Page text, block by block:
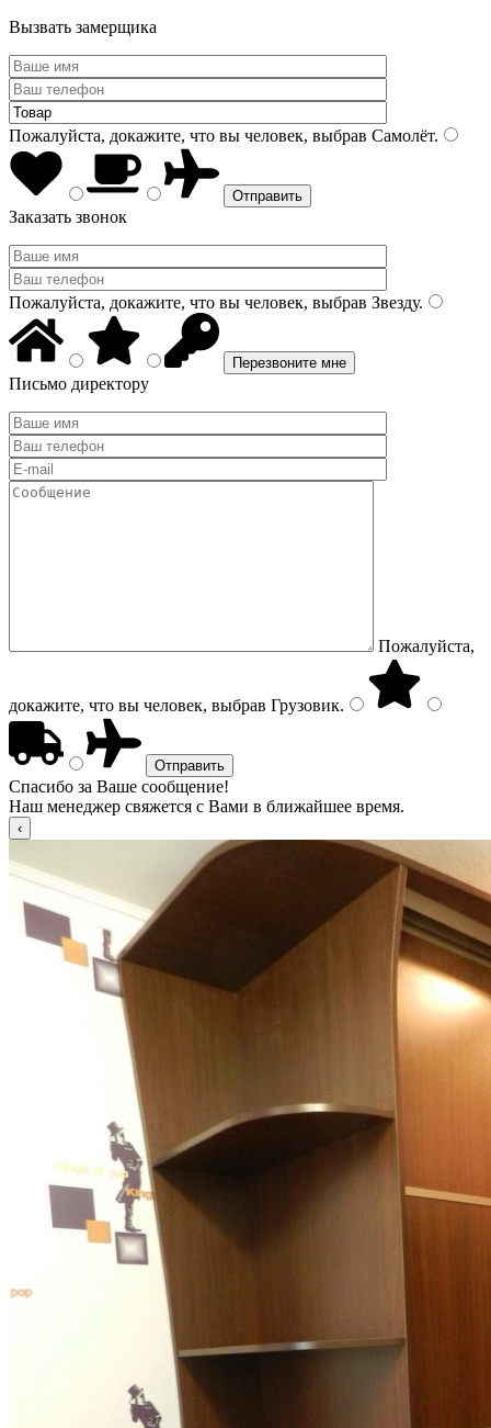
Вызвать замерщика
Пожалуйста, докажите, что вы человек, выбрав Самолёт.
Заказать звонок
Пожалуйста, докажите, что вы человек, выбрав Звезду.
Письмо директору
Пожалуйста,
докажите, что вы человек, выбрав Грузовик.
Спасибо за Ваше сообщение!
Наш менеджер свяжется с Вами в ближайшее время.